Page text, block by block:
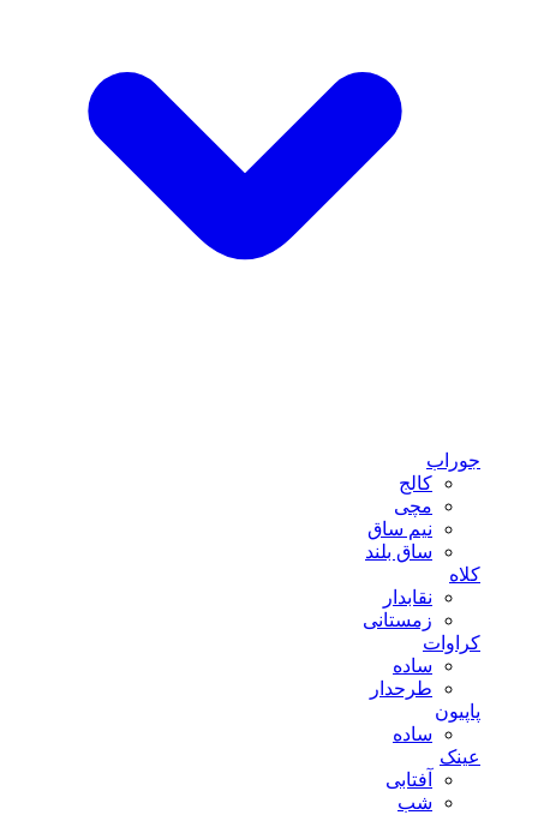
جوراب
کالج
مچی
نیم ساق
ساق بلند
کلاه
نقابدار
زمستانی
کراوات
ساده
طرحدار
پاپیون
ساده
عینک
آفتابی
شب